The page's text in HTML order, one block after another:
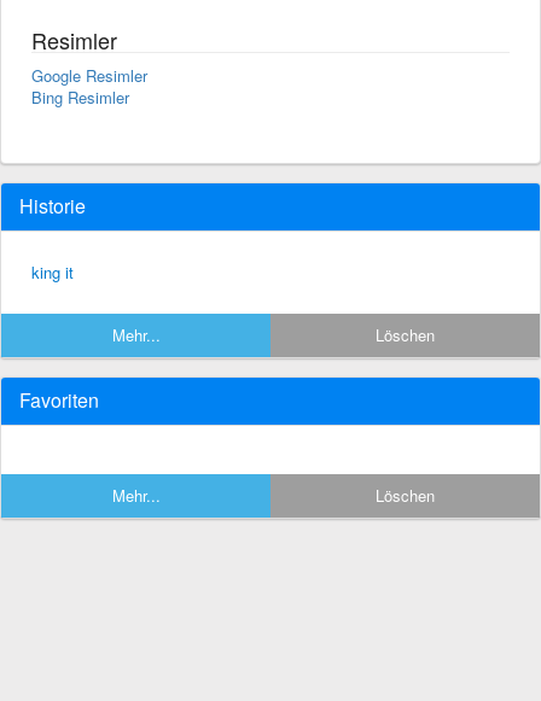
Resimler
Google Resimler
Bing Resimler
Historie
king it
Mehr... Löschen
Favoriten
Mehr... Löschen